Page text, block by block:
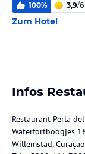
100% 3,9/6
Zum Hotel
Infos
Restaurant Perla
Waterfortboogjes
Willemstad, Curaçao